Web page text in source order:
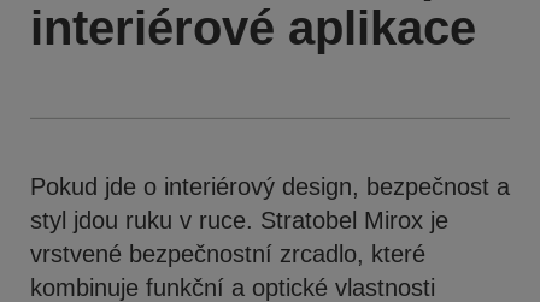
interiérové aplikace
Pokud jde o interiérový design, bezpečnost a
styl jdou ruku v ruce. Stratobel Mirox je
vrstvené bezpečnostní zrcadlo, které
kombinuje funkční a optické vlastnosti